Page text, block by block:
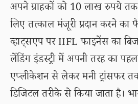
अपने ग्राहकों को 10 लाख रुपये
लिए तत्काल मंजूरी प्रदान करने का
व्हाट्सएप पर IIFL फाइनेंस का
लेंडिंग इंडस्ट्री में अपनी तरह का
एप्लीकेशन से लेकर मनी ट्रांसफर
डिजिटल तरीके से किया जाता है।